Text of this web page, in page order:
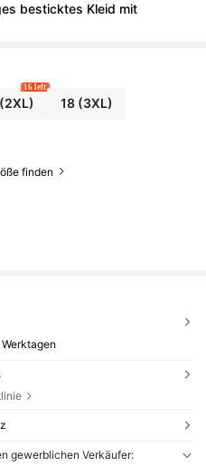
besticktes Kleid mit
16 left
18(3XL)
finden
gewerblichen Verkäufer: